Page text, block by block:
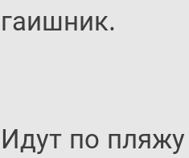
гаишник.
Идут по